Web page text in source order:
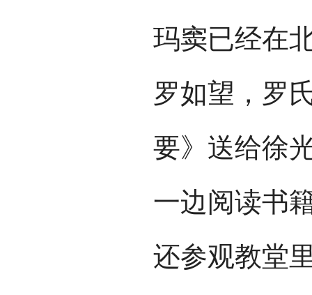
玛窦已经在
罗如望，罗
要》送给徐
一边阅读书
还参观教堂